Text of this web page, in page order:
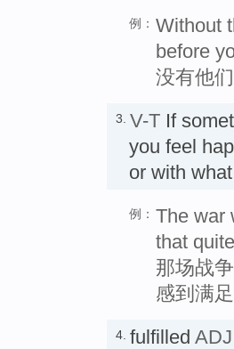
例： Without
before
没有他
3. V-T If
you feel
or with
例： The war
that
那场战
感到满足
4. fulfilled ADJ